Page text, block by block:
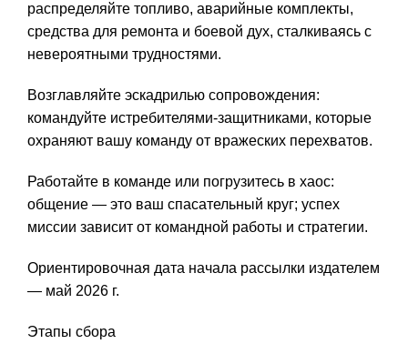
распределяйте топливо, аварийные комплекты,
средства для ремонта и боевой дух, сталкиваясь с
невероятными трудностями.
Возглавляйте эскадрилью сопровождения:
командуйте истребителями-защитниками, которые
охраняют вашу команду от вражеских перехватов.
Работайте в команде или погрузитесь в хаос:
общение — это ваш спасательный круг; успех
миссии зависит от командной работы и стратегии.
Ориентировочная дата начала рассылки издателем
— май 2026 г.
Этапы сбора